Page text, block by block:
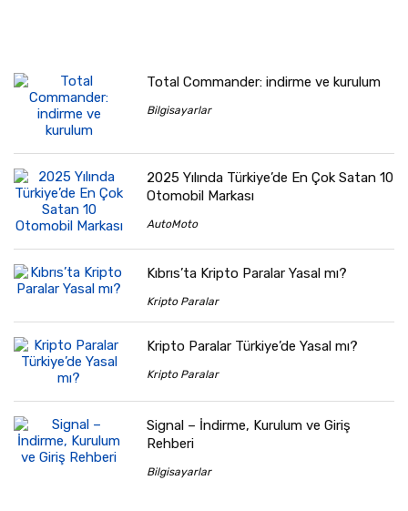
Total Commander: indirme ve kurulum
Bilgisayarlar
2025 Yılında Türkiye’de En Çok Satan 10
Otomobil Markası
AutoMoto
Kıbrıs’ta Kripto Paralar Yasal mı?
Kripto Paralar
Kripto Paralar Türkiye’de Yasal mı?
Kripto Paralar
Signal – İndirme, Kurulum ve Giriş
Rehberi
Bilgisayarlar